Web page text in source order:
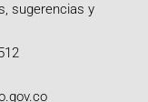
sugerencias y